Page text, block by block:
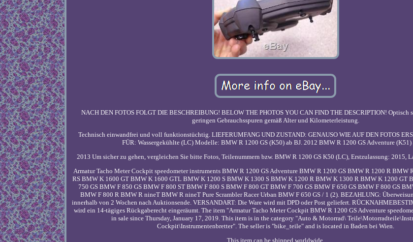
NACH DEN FOTOS FOLGT DIE BESCHREIBUNG! BELOW THE PHOTOS YOU CAN FIND THE DESCRIPTION! Optisch
geringen Gebrauchsspuren gemäß Alter und Kilometerleistung.
Technisch einwandfrei und voll funktionstüchtig. LIEFERUMFANG UND ZUSTAND: GENAUSO WIE AUF DEN FOTOS
FÜR: Wassergekühlte (LC) Modelle: BMW R 1200 GS (K50) ab BJ. 2012 BMW R 1200 GS Adventure (K51)
2013 Um sicher zu gehen, vergleichen Sie bitte Fotos, Teilenummern bzw. BMW R 1200 GS K50 (LC), Erstzulassung: 2015,
Armatur Tacho Meter Cockpit speedometer instruments BMW R 1200 GS Adventure BMW R 1200 GS BMW R 1200 R BMW
RS BMW K 1600 GT BMW K 1600 GTL BMW K 1200 S BMW K 1300 S BMW K 1200 R BMW K 1300 R BMW K 1200 GT
750 GS BMW F 850 GS BMW F 800 ST BMW F 800 S BMW F 800 GT BMW F 700 GS BMW F 650 GS BMW F 800 GS
BMW F 800 R BMW R nineT BMW R nineT Pure Scrambler Racer Urban BMW F 650 GS / 1 (2). BEZAHLUNG:
innerhalb von 2 Wochen nach Auktionsende. VERSANDART: Die Ware wird mit DPD oder Post geliefert.
wird ein 14-tägiges Rückgaberecht eingeräumt. The item "Armatur Tacho Meter Cockpit BMW R 1200 GS Adventure
in sale since Thursday, January 17, 2019. This item is in the category "Auto & Motorrad\
Cockpit\Instrumentenbretter". The seller is "bike_teile" and is located in Baden bei Wien.
This item can be shipped worldwide.